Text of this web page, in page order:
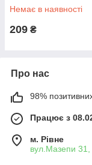
Немає в наявності
209 ₴
Про нас
98% позитивних
Працює з
м. Рівне
вул.Мазепи 31,